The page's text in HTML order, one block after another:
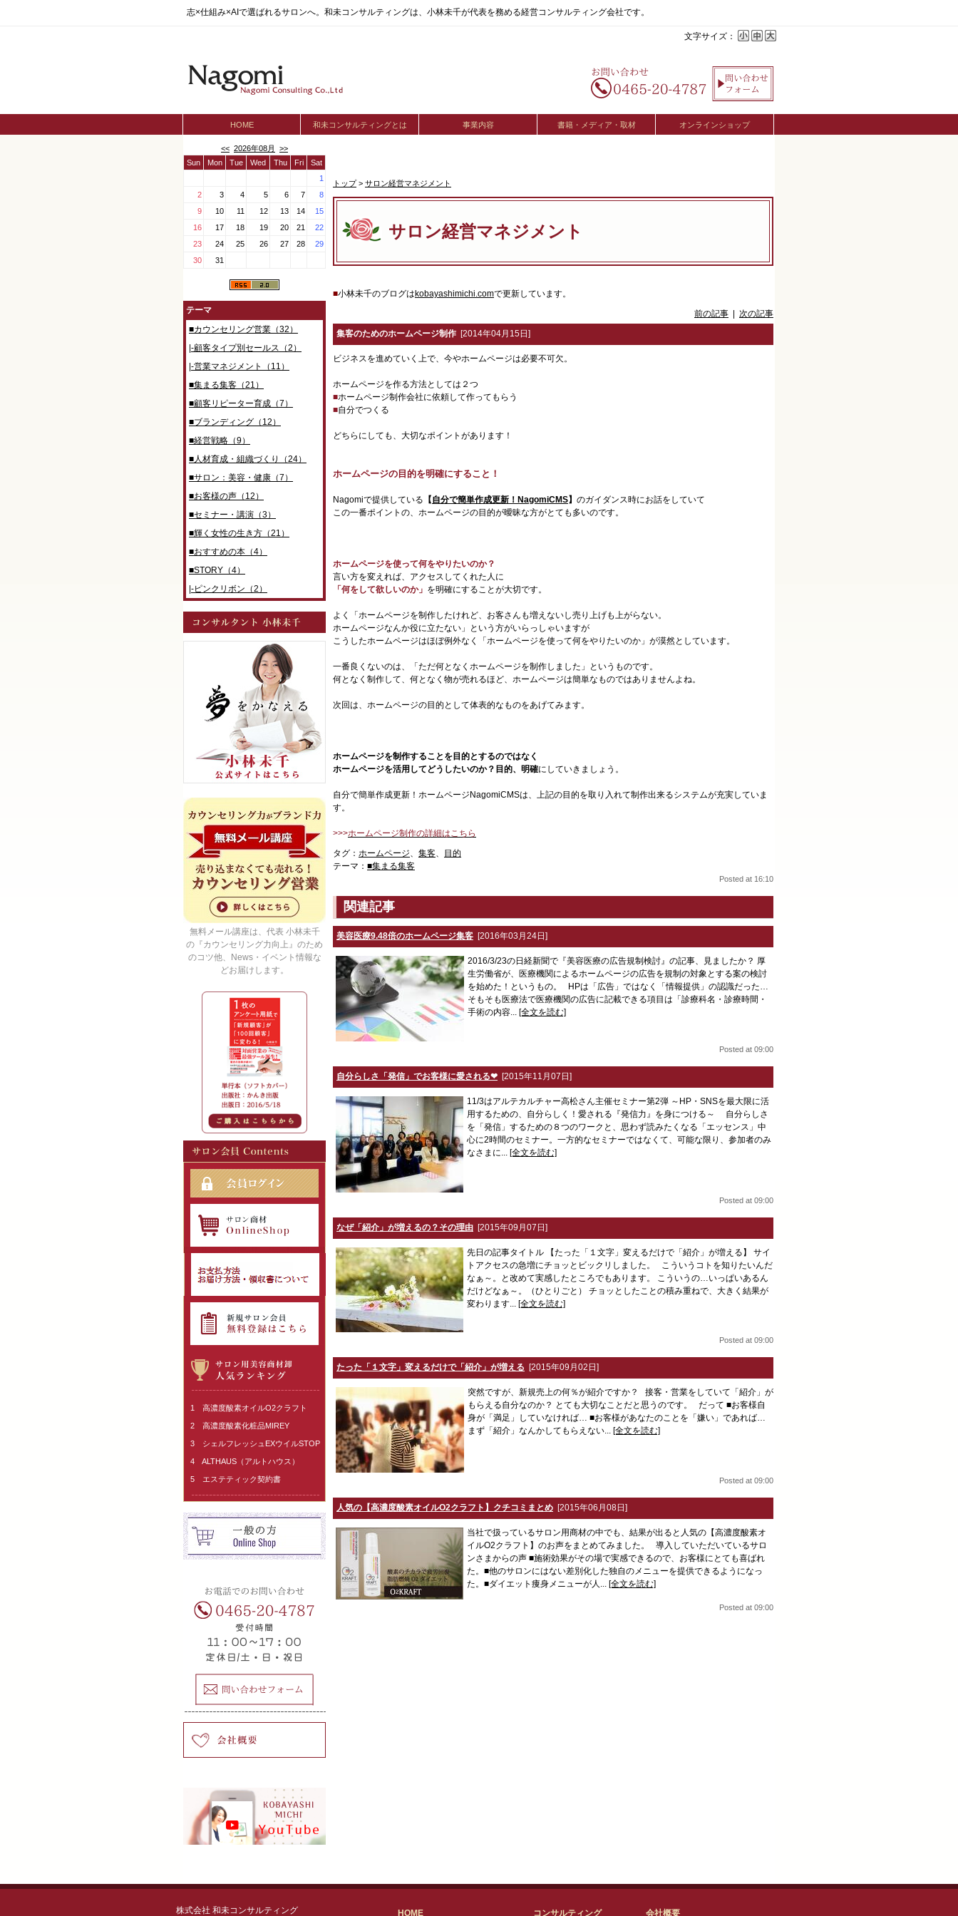
志×仕組み×AIで選ばれるサロンへ。和未コンサルティングは、小林未千が代表を務める経営コンサルティング会社です。
文字サイズ：
HOME 和未コンサルティングとは 事業内容 書籍・メディア・取材 オンラインショップ
<< 2026年08月
>>
Sun
Mon Tue Wed Thu Fri
Sat
1
2
3 4 5 6 7
8
9
10 11 12 13 14
15
16
17 18 19 20 21
22
23
24 25 26 27 28
29
30
31
テーマ
■カウンセリング営業（32）
|-顧客タイプ別セールス（2）
|-営業マネジメント（11）
■集まる集客（21）
■顧客リピーター育成（7）
■ブランディング（12）
■経営戦略（9）
■人材育成・組織づくり（24）
■サロン：美容・健康（7）
■お客様の声（12）
■セミナー・講演（3）
■輝く女性の生き方（21）
■おすすめの本（4）
■STORY（4）
|-ピンクリボン（2）
無料メール講座は、代表 小林未千
の『カウンセリング力向上』のため
のコツ他、News・イベント情報な
どお届けします。
1 高濃度酸素オイルO2クラフト
2 高濃度酸素化粧品MIREY
3 シェルフレッシュEXウイルSTOP
4 ALTHAUS（アルトハウス）
5 エステティック契約書
トップ> サロン経営マネジメント
サロン経営マネジメント
■小林未千のブログはkobayashimichi.comで更新しています。
前の記事
次の記事
集客のためのホームページ制作 [2014年04月15日]
ビジネスを進めていく上で、今やホームページは必要不可欠。
ホームページを作る方法としては２つ
■ホームページ制作会社に依頼して作ってもらう
■自分でつくる
どちらにしても、大切なポイントがあります！
ホームページの目的を明確にすること！
Nagomiで提供している 【自分で簡単作成更新！NagomiCMS】 のガイダンス時にお話をしていて
この一番ポイントの、ホームページの目的が曖昧な方がとても多いのです。
ホームページを使って何をやりたいのか？
言い方を変えれば、アクセスしてくれた人に
「何をして欲しいのか」 を明確にすることが大切です。
よく「ホームページを制作したけれど、お客さんも増えないし売り上げも上がらない。
ホームページなんか役に立たない」という方がいらっしゃいますが
こうしたホームページはほぼ例外なく「ホームページを使って何をやりたいのか」が漠然としています。
一番良くないのは、「ただ何となくホームページを制作しました」というものです。
何となく制作して、何となく物が売れるほど、ホームページは簡単なものではありませんよね。
次回は、ホームページの目的として体表的なものをあげてみます。
ホームページを制作することを目的とするのではなく
ホームページを活用してどうしたいのか？目的、明確にしていきましょう。
自分で簡単作成更新！ホームページNagomiCMSは、上記の目的を取り入れて制作出来るシステムが充実していま
す。
>>>ホームページ制作の詳細はこちら
タグ： ホームページ、 集客、
目的
テーマ： ■集まる集客
Posted at 16:10
関連記事
美容医療9.48倍のホームページ集客 [2016年03月24日]
2016/3/23の日経新聞で『美容医療の広告規制検討』の記事、見ましたか？ 厚
生労働省が、医療機関によるホームページの広告を規制の対象とする案の検討
を始めた！というもの。 HPは「広告」ではなく「情報提供」の認識だった…
そもそも医療法で医療機関の広告に記載できる項目は「診療科名・診療時間・
手術の内容... [全文を読む]
Posted at 09:00
自分らしさ「発信」でお客様に愛される❤ [2015年11月07日]
11/3はアルテカルチャー高松さん主催セミナー第2弾 ～HP・SNSを最大限に活
用するための、自分らしく！愛される『発信力』を身につける～ 自分らしさ
を「発信」するための８つのワークと、思わず読みたくなる「エッセンス」中
心に2時間のセミナー。一方的なセミナーではなくて、可能な限り、参加者のみ
なさまに... [全文を読む]
Posted at 09:00
なぜ「紹介」が増えるの？その理由 [2015年09月07日]
先日の記事タイトル 【たった「１文字」変えるだけで「紹介」が増える】 サイ
トアクセスの急増にチョッとビックリしました。 こういうコトを知りたいんだ
なぁ～。と改めて実感したところでもあります。 こういうの…いっぱいあるん
だけどなぁ～。（ひとりごと） チョッとしたことの積み重ねで、大きく結果が
変わります... [全文を読む]
Posted at 09:00
たった「１文字」変えるだけで「紹介」が増える [2015年09月02日]
突然ですが、新規売上の何％が紹介ですか？ 接客・営業をしていて「紹介」が
もらえる自分なのか？ とても大切なことだと思うのです。 だって ■お客様自
身が「満足」していなければ… ■お客様があなたのことを「嫌い」であれば…
まず「紹介」なんかしてもらえない... [全文を読む]
Posted at 09:00
人気の【高濃度酸素オイルO2クラフト】クチコミまとめ [2015年06月08日]
当社で扱っているサロン用商材の中でも、結果が出ると人気の【高濃度酸素オ
イルO2クラフト】のお声をまとめてみました。 導入していただいているサロ
ンさまからの声 ■施術効果がその場で実感できるので、お客様にとても喜ばれ
た。■他のサロンにはない差別化した独自のメニューを提供できるようになっ
た。■ダイエット痩身メニューが人... [全文を読む]
Posted at 09:00
株式会社 和未コンサルティング HOME コンサルティング 会社概要